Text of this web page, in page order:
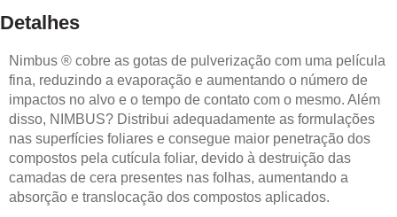
Detalhes
Nimbus ® cobre as gotas de pulverização com uma película
fina, reduzindo a evaporação e aumentando o número de
impactos no alvo e o tempo de contato com o mesmo. Além
disso, NIMBUS? Distribui adequadamente as formulações
nas superfícies foliares e consegue maior penetração dos
compostos pela cutícula foliar, devido à destruição das
camadas de cera presentes nas folhas, aumentando a
absorção e translocação dos compostos aplicados.